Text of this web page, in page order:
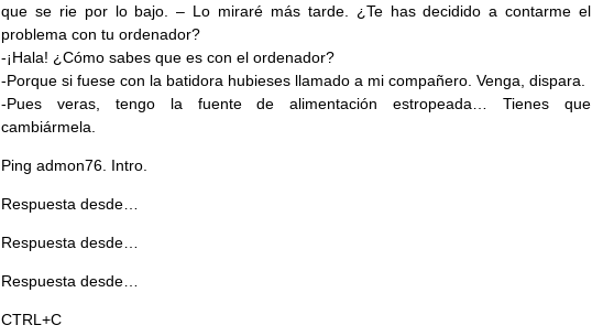
que se rie por lo bajo. – Lo miraré más tarde. ¿Te has decidido a contarme el
problema con tu ordenador?
-¡Hala! ¿Cómo sabes que es con el ordenador?
-Porque si fuese con la batidora hubieses llamado a mi compañero. Venga, dispara.
-Pues veras, tengo la fuente de alimentación estropeada… Tienes que
cambiármela.
Ping admon76. Intro.
Respuesta desde…
Respuesta desde…
Respuesta desde…
CTRL+C